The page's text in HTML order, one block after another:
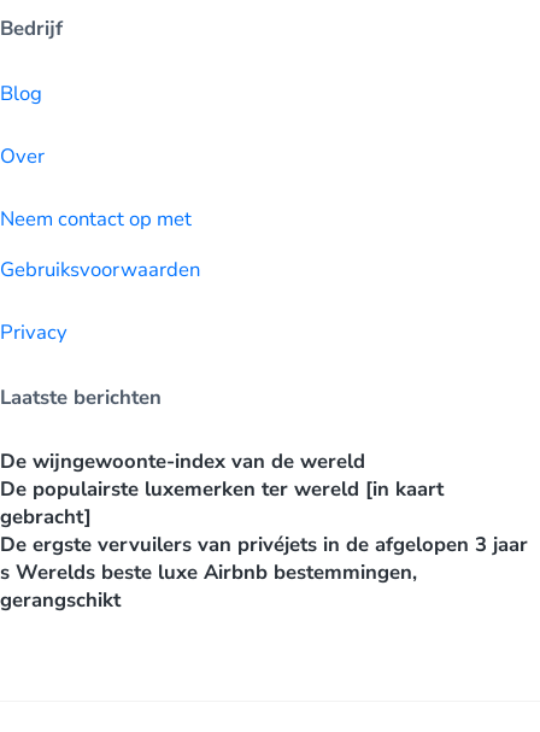
Bedrijf
Blog
Over
Neem contact op met
Gebruiksvoorwaarden
Privacy
Laatste berichten
De wijngewoonte-index van de wereld
De populairste luxemerken ter wereld [in kaart
gebracht]
De ergste vervuilers van privéjets in de afgelopen 3 jaar
s Werelds beste luxe Airbnb bestemmingen,
gerangschikt